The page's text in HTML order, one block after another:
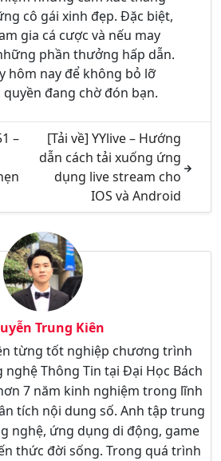
cô gái xinh đẹp. Đặc biệt,
gia cá cược và nếu may
phần thưởng hấp dẫn.
hôm nay để không bỏ lỡ
đang chờ đón bạn.
–
[Tải về] YYlive – Hướng
dẫn cách tải xuống ứng
dụng live stream cho
IOS và Android
Trung Kiên
từng tốt nghiệp chương trình
nghệ Thông Tin tại Đại Học Bách
7 năm kinh nghiệm trong lĩnh
tích nội dung số. Anh tập trung
nghệ, ứng dụng di động, game
thức đời sống. Trong quá trình